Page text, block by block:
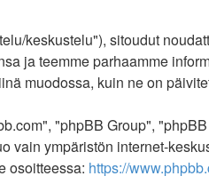
keskustelu"), sitoudut
ja teemme parhaamme
muodossa, kuin ne on
"phpBB Group",
vain ympäristön internet-
osoitteessa: https://